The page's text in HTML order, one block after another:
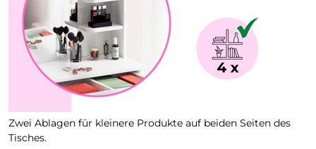
Zwei Ablagen für kleinere Produkte auf beiden Seiten des
Tisches.